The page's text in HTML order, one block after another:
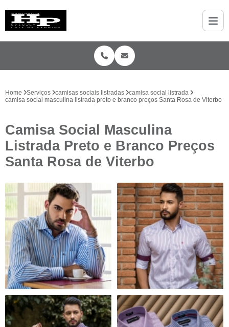
Home Serviços camisas sociais listradas
camisa social listrada
camisa social masculina listrada preto e branco preços Santa Rosa de Viterbo
Camisa Social Masculina
Listrada Preto e Branco Preços
Santa Rosa de Viterbo